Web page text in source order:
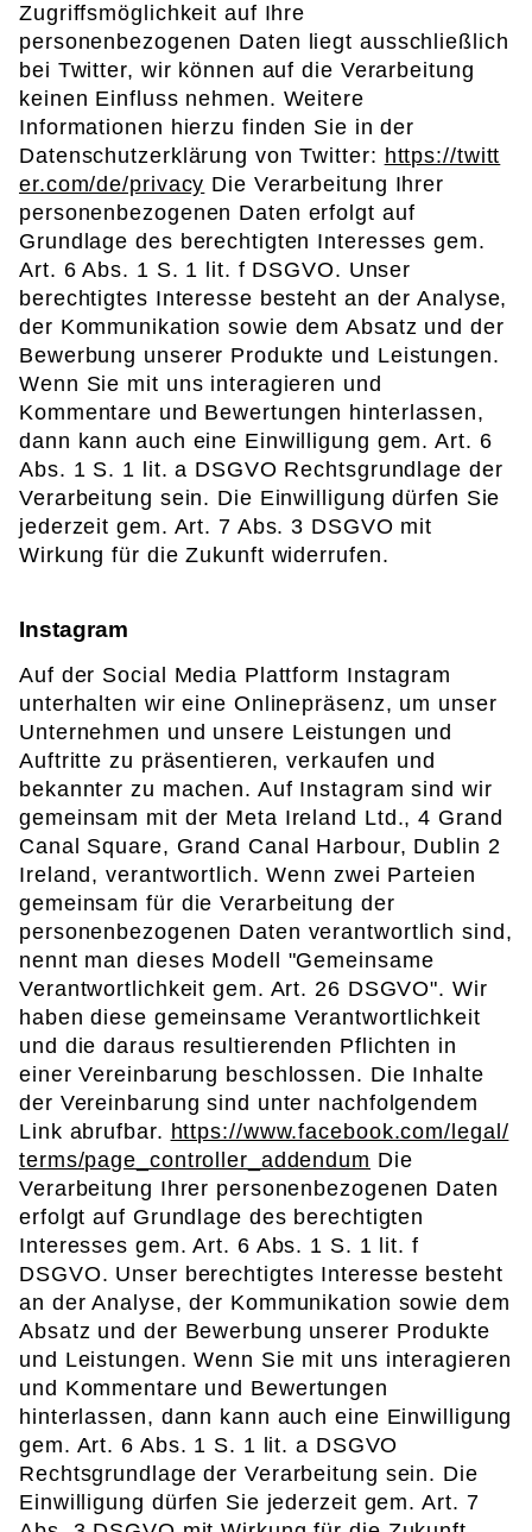
Zugriffsmöglichkeit auf Ihre
personenbezogenen Daten liegt ausschließlich
bei Twitter, wir können auf die Verarbeitung
keinen Einfluss nehmen. Weitere
Informationen hierzu finden Sie in der
Datenschutzerklärung von Twitter: https://twitt
er.com/de/privacy Die Verarbeitung Ihrer
personenbezogenen Daten erfolgt auf
Grundlage des berechtigten Interesses gem.
Art. 6 Abs. 1 S. 1 lit. f DSGVO. Unser
berechtigtes Interesse besteht an der Analyse,
der Kommunikation sowie dem Absatz und der
Bewerbung unserer Produkte und Leistungen.
Wenn Sie mit uns interagieren und
Kommentare und Bewertungen hinterlassen,
dann kann auch eine Einwilligung gem. Art. 6
Abs. 1 S. 1 lit. a DSGVO Rechtsgrundlage der
Verarbeitung sein. Die Einwilligung dürfen Sie
jederzeit gem. Art. 7 Abs. 3 DSGVO mit
Wirkung für die Zukunft widerrufen.
Instagram
Auf der Social Media Plattform Instagram
unterhalten wir eine Onlinepräsenz, um unser
Unternehmen und unsere Leistungen und
Auftritte zu präsentieren, verkaufen und
bekannter zu machen. Auf Instagram sind wir
gemeinsam mit der Meta Ireland Ltd., 4 Grand
Canal Square, Grand Canal Harbour, Dublin 2
Ireland, verantwortlich. Wenn zwei Parteien
gemeinsam für die Verarbeitung der
personenbezogenen Daten verantwortlich sind,
nennt man dieses Modell "Gemeinsame
Verantwortlichkeit gem. Art. 26 DSGVO". Wir
haben diese gemeinsame Verantwortlichkeit
und die daraus resultierenden Pflichten in
einer Vereinbarung beschlossen. Die Inhalte
der Vereinbarung sind unter nachfolgendem
Link abrufbar. https://www.facebook.com/legal/
terms/page_controller_addendum Die
Verarbeitung Ihrer personenbezogenen Daten
erfolgt auf Grundlage des berechtigten
Interesses gem. Art. 6 Abs. 1 S. 1 lit. f
DSGVO. Unser berechtigtes Interesse besteht
an der Analyse, der Kommunikation sowie dem
Absatz und der Bewerbung unserer Produkte
und Leistungen. Wenn Sie mit uns interagieren
und Kommentare und Bewertungen
hinterlassen, dann kann auch eine Einwilligung
gem. Art. 6 Abs. 1 S. 1 lit. a DSGVO
Rechtsgrundlage der Verarbeitung sein. Die
Einwilligung dürfen Sie jederzeit gem. Art. 7